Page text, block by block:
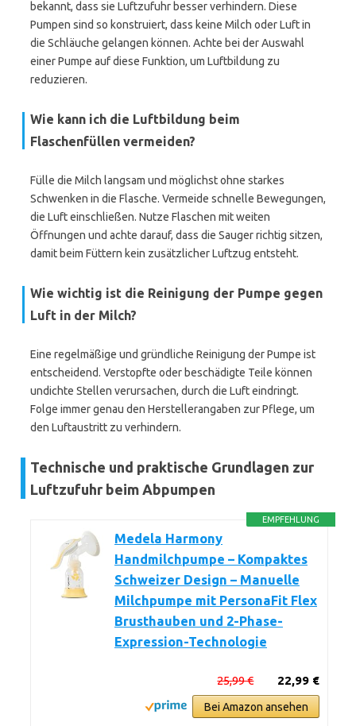
bekannt, dass sie Luftzufuhr besser verhindern. Diese
Pumpen sind so konstruiert, dass keine Milch oder Luft in
die Schläuche gelangen können. Achte bei der Auswahl
einer Pumpe auf diese Funktion, um Luftbildung zu
reduzieren.
Wie kann ich die Luftbildung beim
Flaschenfüllen vermeiden?
Fülle die Milch langsam und möglichst ohne starkes
Schwenken in die Flasche. Vermeide schnelle Bewegungen,
die Luft einschließen. Nutze Flaschen mit weiten
Öffnungen und achte darauf, dass die Sauger richtig sitzen,
damit beim Füttern kein zusätzlicher Luftzug entsteht.
Wie wichtig ist die Reinigung der Pumpe gegen
Luft in der Milch?
Eine regelmäßige und gründliche Reinigung der Pumpe ist
entscheidend. Verstopfte oder beschädigte Teile können
undichte Stellen verursachen, durch die Luft eindringt.
Folge immer genau den Herstellerangaben zur Pflege, um
den Luftaustritt zu verhindern.
Technische und praktische Grundlagen zur
Luftzufuhr beim Abpumpen
EMPFEHLUNG
Medela Harmony
Handmilchpumpe – Kompaktes
Schweizer Design – Manuelle
Milchpumpe mit PersonaFit Flex
Brusthauben und 2-Phase-
Expression-Technologie
22,99 €
25,99 €
Bei Amazon ansehen